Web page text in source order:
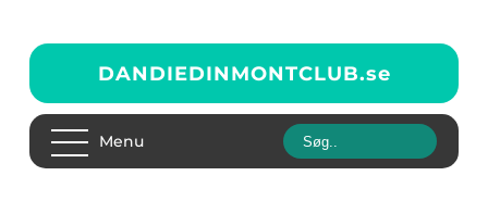
DANDIEDINMONTCLUB.se
Menu